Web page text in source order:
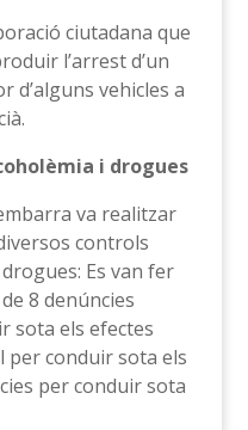
ciutadana que
l’arrest d’un
d’alguns vehicles a
i drogues
va realitzar
controls
Es van fer
8 denúncies
sota els efectes
per conduir sota els
per conduir sota